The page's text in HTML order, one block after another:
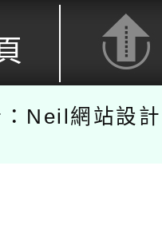
Neil網站設